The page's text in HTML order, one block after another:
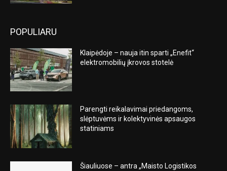
POPULIARU
Klaipėdoje – nauja itin sparti „Enefit“
elektromobilių įkrovos stotelė
Parengti reikalavimai priedangoms,
slėptuvėms ir kolektyvinės apsaugos
statiniams
Šiauliuose – antra „Maisto Logistikos